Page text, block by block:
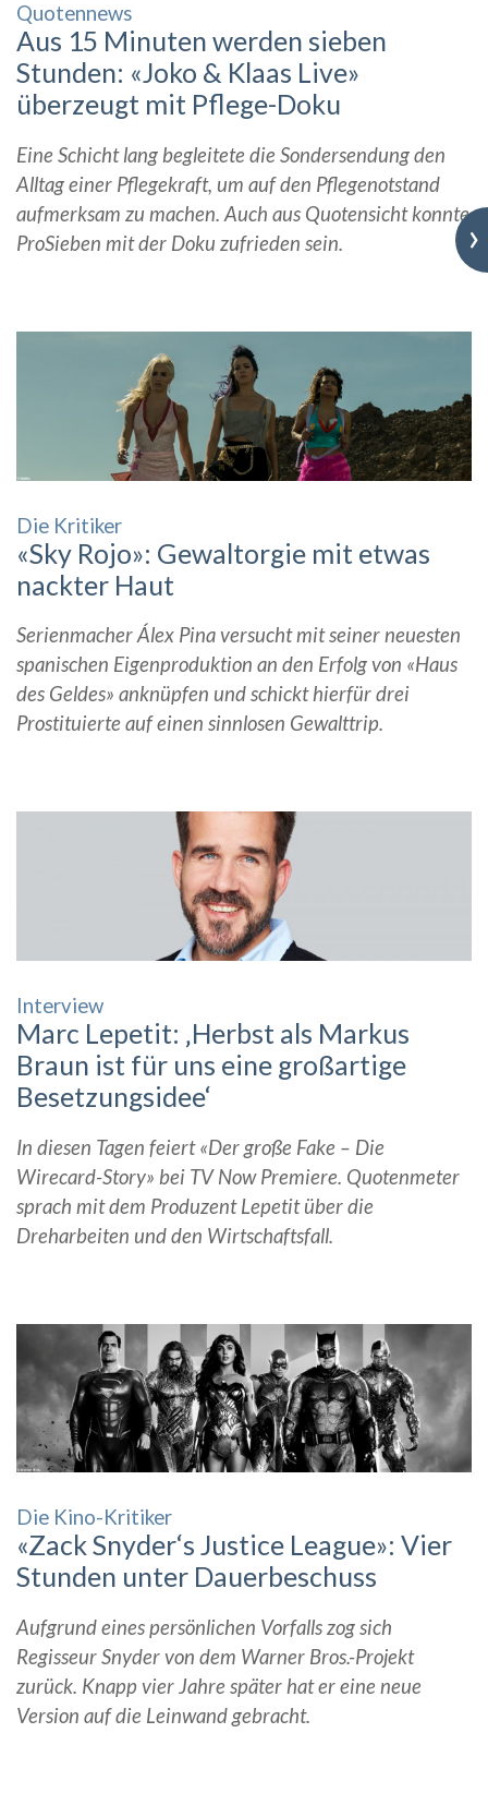
Quotennews
Aus 15 Minuten werden sieben
Stunden: «Joko & Klaas Live»
überzeugt mit Pflege-Doku
Eine Schicht lang begleitete die Sondersendung den
Alltag einer Pflegekraft, um auf den Pflegenotstand
aufmerksam zu machen. Auch aus Quotensicht konnte
ProSieben mit der Doku zufrieden sein.
Die Kritiker
«Sky Rojo»: Gewaltorgie mit etwas
nackter Haut
Serienmacher Álex Pina versucht mit seiner neuesten
spanischen Eigenproduktion an den Erfolg von «Haus
des Geldes» anknüpfen und schickt hierfür drei
Prostituierte auf einen sinnlosen Gewalttrip.
Interview
Marc Lepetit: ‚Herbst als Markus
Braun ist für uns eine großartige
Besetzungsidee‘
In diesen Tagen feiert «Der große Fake – Die
Wirecard-Story» bei TV Now Premiere. Quotenmeter
sprach mit dem Produzent Lepetit über die
Dreharbeiten und den Wirtschaftsfall.
Die Kino-Kritiker
«Zack Snyder‘s Justice League»: Vier
Stunden unter Dauerbeschuss
Aufgrund eines persönlichen Vorfalls zog sich
Regisseur Snyder von dem Warner Bros.-Projekt
zurück. Knapp vier Jahre später hat er eine neue
Version auf die Leinwand gebracht.
›